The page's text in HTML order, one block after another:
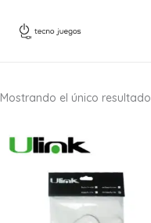
Mostrando el único resultado